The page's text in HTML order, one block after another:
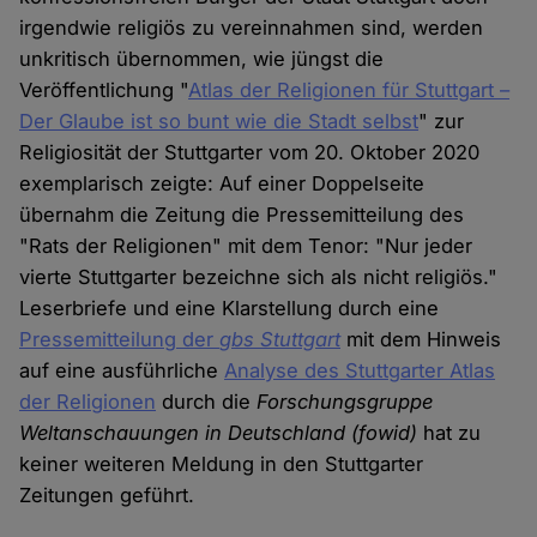
irgendwie religiös zu vereinnahmen sind, werden
unkritisch übernommen, wie jüngst die
Veröffentlichung "Atlas der Religionen für Stuttgart –
Der Glaube ist so bunt wie die Stadt selbst" zur
Religiosität der Stuttgarter vom 20. Oktober 2020
exemplarisch zeigte: Auf einer Doppelseite
übernahm die Zeitung die Pressemitteilung des
"Rats der Religionen" mit dem Tenor: "Nur jeder
vierte Stuttgarter bezeichne sich als nicht religiös."
Leserbriefe und eine Klarstellung durch eine
Pressemitteilung der gbs Stuttgartmit dem Hinweis
auf eine ausführliche Analyse des Stuttgarter Atlas
der Religionen durch die Forschungsgruppe
Weltanschauungen in Deutschland (fowid) hat zu
keiner weiteren Meldung in den Stuttgarter
Zeitungen geführt.